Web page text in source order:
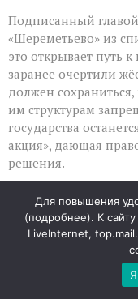
Подписанный
«Шереметьево» из
это открывает путь
заранее очертили
должен
им структурам
государства
акция», дающая
решения.
Где проходит
государственным
Эксперты
«аэропорт» и
первую очередь
Для повышения
(подробнее). К
LiveInternet,